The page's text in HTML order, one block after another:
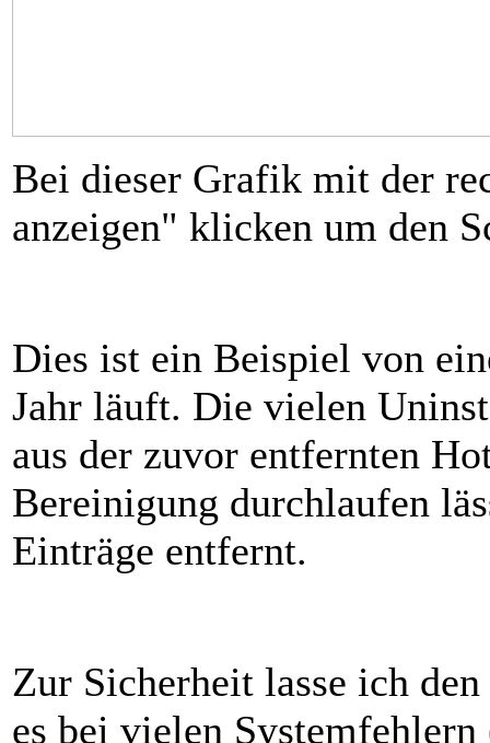
Bei dieser Grafik mit der
anzeigen" klicken um den
Dies ist ein Beispiel von
Jahr läuft. Die vielen
aus der zuvor entfernten
Bereinigung durchlaufen
Einträge entfernt.
Zur Sicherheit lasse ich
es bei vielen